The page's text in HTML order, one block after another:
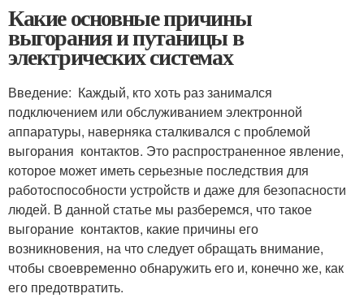
Какие основные причины
выгорания и путаницы в
электрических системах
Введение: Каждый, кто хоть раз занимался
подключением или обслуживанием электронной
аппаратуры, наверняка сталкивался с проблемой
выгорания контактов. Это распространенное явление,
которое может иметь серьезные последствия для
работоспособности устройств и даже для безопасности
людей. В данной статье мы разберемся, что такое
выгорание контактов, какие причины его
возникновения, на что следует обращать внимание,
чтобы своевременно обнаружить его и, конечно же, как
его предотвратить.